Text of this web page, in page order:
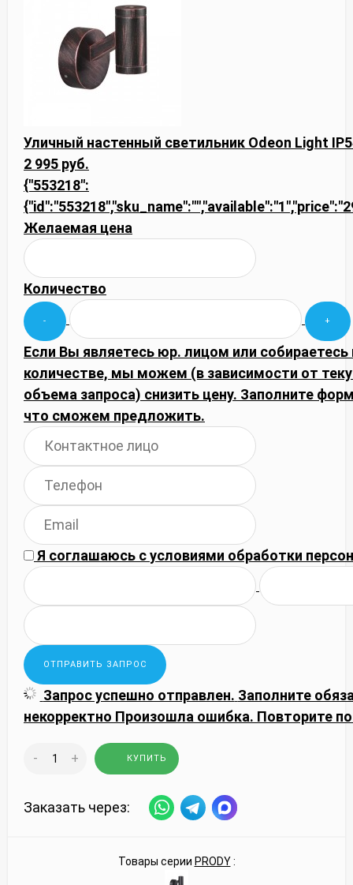
Уличный настенный светильник Odeon Light
2 995 руб.
{"553218":
Желаемая цена
Количество
Если Вы являетесь юр. лицом или
количестве, мы можем (в зависимости от
объема запроса) снизить цену. Заполните
что сможем предложить.
Я соглашаюсь сусловиями обработки
Запрос успешно отправлен. Заполните
некорректно Произошла ошибка. Повторите
- + КУПИТЬ
Заказать через:
Товары серии PRODY: